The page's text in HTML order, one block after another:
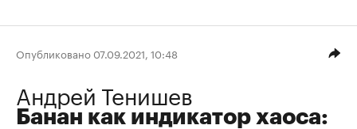
Опубликовано 07.09.2021, 10:48
Андрей Тенишев
Банан как индикатор хаоса: